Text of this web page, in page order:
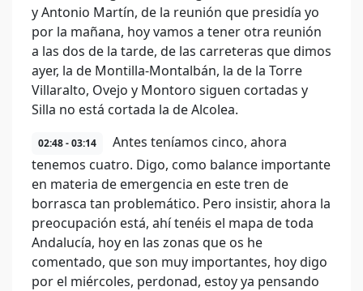
y Antonio Martín, de la reunión que presidía yo
por la mañana, hoy vamos a tener otra reunión
a las dos de la tarde, de las carreteras que dimos
ayer, la de Montilla-Montalbán, la de la Torre
Villaralto, Ovejo y Montoro siguen cortadas y
Silla no está cortada la de Alcolea.
02:48 - 03:14
Antes teníamos cinco, ahora
tenemos cuatro. Digo, como balance importante
en materia de emergencia en este tren de
borrasca tan problemático. Pero insistir, ahora la
preocupación está, ahí tenéis el mapa de toda
Andalucía, hoy en las zonas que os he
comentado, que son muy importantes, hoy digo
por el miércoles, perdonad, estoy ya pensando